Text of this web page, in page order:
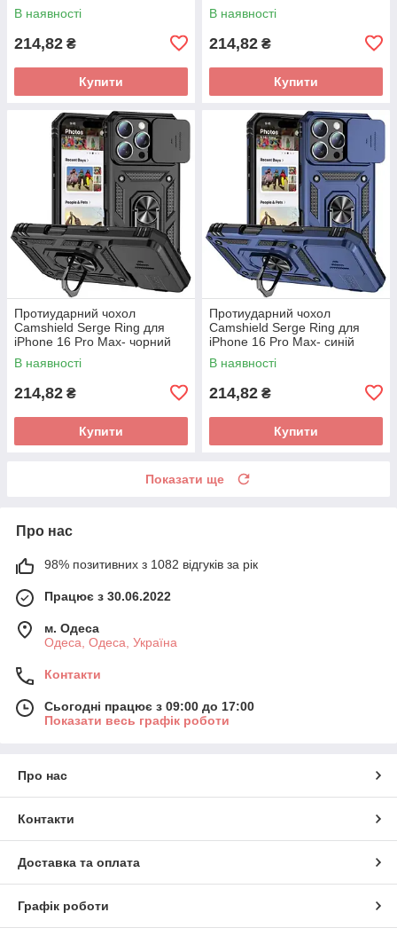
В наявності
214,82 ₴
Купити
В наявності
214,82 ₴
Купити
Протиударний чохол
Camshield Serge Ring для
iPhone 16 Pro Max- чорний
В наявності
214,82 ₴
Купити
Протиударний чохол
Camshield Serge Ring для
iPhone 16 Pro Max- синій
В наявності
214,82 ₴
Купити
Показати ще
Про нас
98% позитивних з 1082 відгуків за рік
Працює з 30.06.2022
м. Одеса
Одеса, Одеса, Україна
Контакти
Сьогодні працює з 09:00 до 17:00
Показати весь графік роботи
Про нас
Контакти
Доставка та оплата
Графік роботи